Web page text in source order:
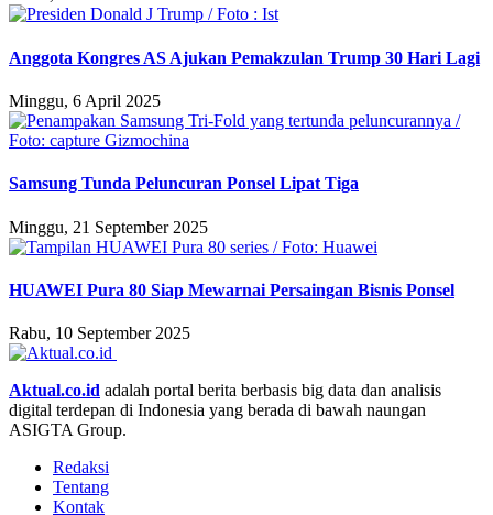
Anggota Kongres AS Ajukan Pemakzulan Trump 30 Hari Lagi
Minggu, 6 April 2025
Samsung Tunda Peluncuran Ponsel Lipat Tiga
Minggu, 21 September 2025
HUAWEI Pura 80 Siap Mewarnai Persaingan Bisnis Ponsel
Rabu, 10 September 2025
Aktual.co.id adalah portal berita berbasis big data dan analisis
digital terdepan di Indonesia yang berada di bawah naungan
ASIGTA Group.
Redaksi
Tentang
Kontak